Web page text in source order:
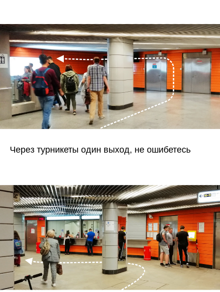
Через турникеты один выход, не ошибетесь